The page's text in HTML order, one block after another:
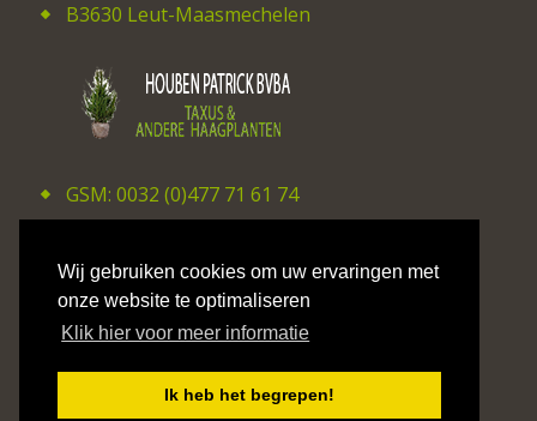
Wij gebruiken cookies om uw ervaringen met
onze website te optimaliseren
Klik hier voor meer informatie
Ik heb het begrepen!
B3630 Leut-Maasmechelen
GSM: 0032 (0)477 71 61 74
E-mail: patrick_houben@hotmail.com
©2026 CV Studio Hilaire Smits